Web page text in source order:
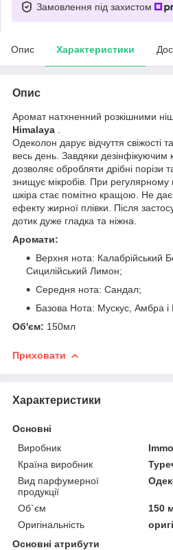
Замовлення під захистом
Опис Характеристики
Опис
Аромат натхненний розкішними
Himalaya
Одеколон дарує відчуття свіжості
весь день. Завдяки дезінфікуючим
дозволяє обробляти дрібні
знищує мікробів. При регулярному
шкіра стає помітно кращою. Не дає
ефекту жирної плівки. Після
дотик дуже гладка та ніжна.
Аромати:
Верхня нота: Калабрійський
Сицилійський Лимон;
Середня нота: Сандал;
Базова Нота: Мускус, Амбра і
Об'єм: 150мл
Приховати
Характеристики
Основні
Виробник
Країна виробник
Вид парфумерної
продукції
Об`єм
150
Оригінальність
Основні атрибути